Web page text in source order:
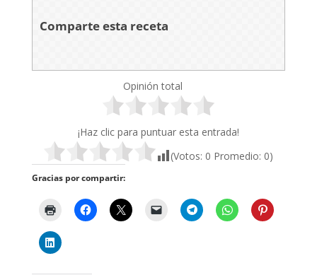
Comparte esta receta
Opinión total
¡Haz clic para puntuar esta entrada!
(Votos: 0 Promedio: 0)
Gracias por compartir: